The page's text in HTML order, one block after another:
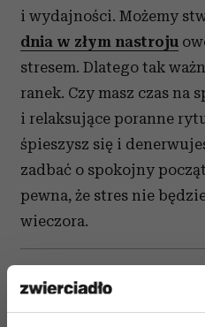
i wydajności. Możemy
dnia w złym nastroju
stresem. Dlatego tak
ranek. Czy masz czas na
i relaksujące poranne
śpieszysz się i
zadbać o spokojny
pewna, że stres nie
wieczora.